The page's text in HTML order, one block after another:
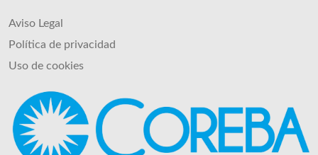
Aviso Legal
Política de privacidad
Uso de cookies